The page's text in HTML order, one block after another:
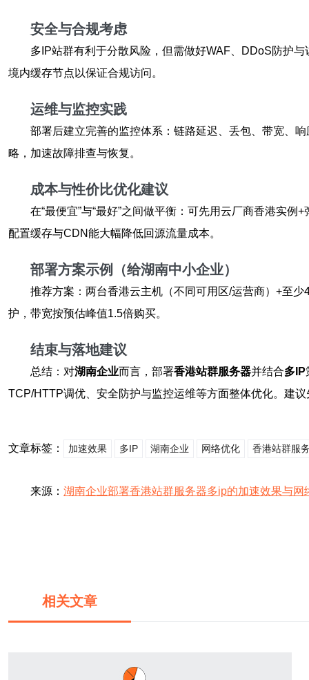
安全与合规考虑
多IP站群有利于分散风险，但需做好WAF、DDoS防护
境内缓存节点以保证合规访问。
运维与监控实践
部署后建立完善的监控体系：链路延迟、丢包、带宽、
略，加速故障排查与恢复。
成本与性价比优化建议
在“最便宜”与“最好”之间做平衡：可先用云厂商香港实
配置缓存与CDN能大幅降低回源流量成本。
部署方案示例（给湖南中小企业）
推荐方案：两台香港云主机（不同可用区/运营商）+至
护，带宽按预估峰值1.5倍购买。
结束与落地建议
总结：对湖南企业而言，部署香港站群服务器并结合多IP
TCP/HTTP调优、安全防护与监控运维等方面整体优化。建
文章标签： 加速效果 多IP 湖南企业 网络优化 香港站群服
来源： 湖南企业部署香港站群服务器多ip的加速效果与网
相关文章